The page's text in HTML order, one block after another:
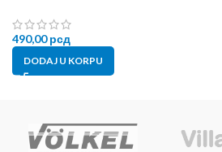
490,00рсд
DODAJ U KORPU